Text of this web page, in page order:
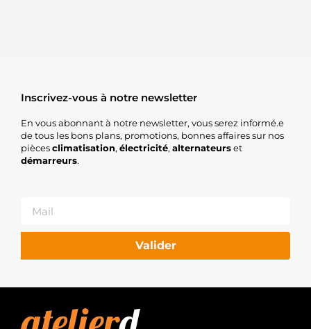
Inscrivez-vous à notre newsletter
En vous abonnant à notre newsletter, vous serez informé.e
de tous les bons plans, promotions, bonnes affaires sur nos
piècesclimatisation, électricité, alternateurset
démarreurs.
Valider